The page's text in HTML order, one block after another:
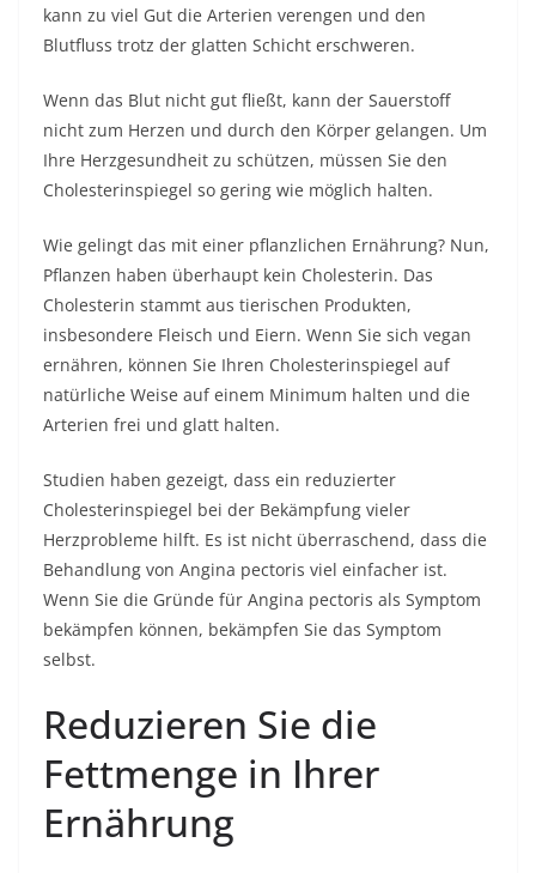
kann zu viel Gut die Arterien verengen und den
Blutfluss trotz der glatten Schicht erschweren.
Wenn das Blut nicht gut fließt, kann der Sauerstoff
nicht zum Herzen und durch den Körper gelangen. Um
Ihre Herzgesundheit zu schützen, müssen Sie den
Cholesterinspiegel so gering wie möglich halten.
Wie gelingt das mit einer pflanzlichen Ernährung? Nun,
Pflanzen haben überhaupt kein Cholesterin. Das
Cholesterin stammt aus tierischen Produkten,
insbesondere Fleisch und Eiern. Wenn Sie sich vegan
ernähren, können Sie Ihren Cholesterinspiegel auf
natürliche Weise auf einem Minimum halten und die
Arterien frei und glatt halten.
Studien haben gezeigt, dass ein reduzierter
Cholesterinspiegel bei der Bekämpfung vieler
Herzprobleme hilft. Es ist nicht überraschend, dass die
Behandlung von Angina pectoris viel einfacher ist.
Wenn Sie die Gründe für Angina pectoris als Symptom
bekämpfen können, bekämpfen Sie das Symptom
selbst.
Reduzieren Sie die
Fettmenge in Ihrer
Ernährung